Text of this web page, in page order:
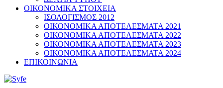
ΟΙΚΟΝΟΜΙΚΑ ΣΤΟΙΧΕΙΑ
ΙΣΟΛΟΓΙΣΜΟΣ 2012
ΟΙΚΟΝΟΜΙΚΑ ΑΠΟΤΕΛΕΣΜΑΤΑ 2021
ΟΙΚΟΝΟΜΙΚΑ ΑΠΟΤΕΛΕΣΜΑΤΑ 2022
ΟΙΚΟΝΟΜΙΚΑ ΑΠΟΤΕΛΕΣΜΑΤΑ 2023
ΟΙΚΟΝΟΜΙΚΑ ΑΠΟΤΕΛΕΣΜΑΤΑ 2024
ΕΠΙΚΟΙΝΩΝΙΑ